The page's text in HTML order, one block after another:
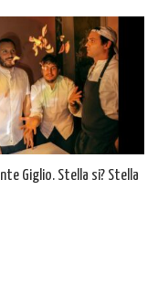
Giglio. Stella si? Stella